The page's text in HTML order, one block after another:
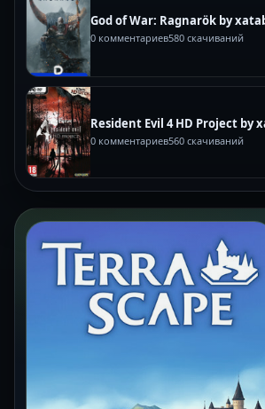
God of War: Ragnarök by
0 комментариев580 скачиваний
Resident Evil 4 HD Project by
0 комментариев560 скачиваний